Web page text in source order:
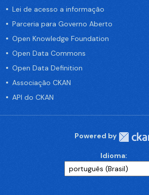
Lei de acesso a informação
Parceria para Governo Aberto
Open Knowledge Foundation
Open Data Commons
Open Data Definition
Associação CKAN
API do CKAN
Powered by
Idioma